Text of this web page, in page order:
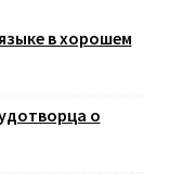
в хорошем
о